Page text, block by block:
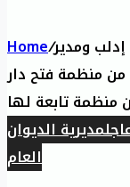
Home/ومدير
منظمة فتح دار
منظمة تابعة لها
مديرية الديوان
العام